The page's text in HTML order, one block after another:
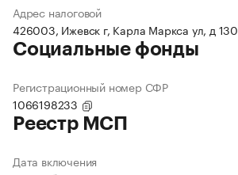
Адрес налоговой
426003, Ижевск г, Карла Маркса ул, д 130
Социальные фонды
Регистрационный номер СФР
1066198233
Реестр МСП
Дата включения